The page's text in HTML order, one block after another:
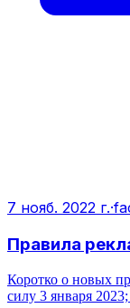
7 нояб. 2022 г.·
Правила
Коротко о новых
силу 3 января